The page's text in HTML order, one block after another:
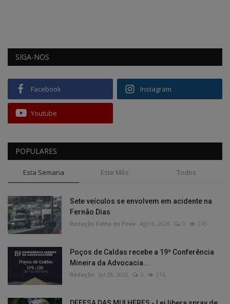
SIGA-NOS
Facebook Instagram
Youtube
POPULARES
Esta Semana Este Mês Todos
Sete veículos se envolvem em acidente na
Fernão Dias
Redação Folha do Povo Ago 8, 2026 0 245
Poços de Caldas recebe a 19ª Conferência
Mineira da Advocacia...
Redação Jul 28, 2026 0 216